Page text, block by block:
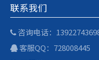
联系我们
 咨询电话：
 ​ ​​​​​​客服QQ：728008445